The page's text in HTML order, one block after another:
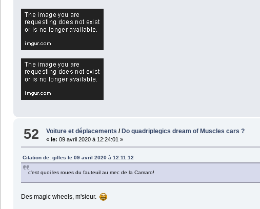
52 Voiture et déplacements / Do quadriplegics dream of Muscles cars ?
« le: 09 avril 2020 à 12:24:01 »
Citation de: gilles le 09 avril 2020 à 12:11:12
c'est quoi les roues du fauteuil au mec de la Camaro!
Des magic wheels, m'sieur.